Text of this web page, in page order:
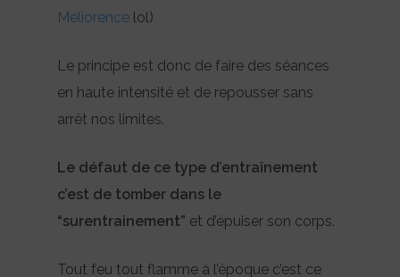
Meliorence lol)
Le principe est donc de faire des séances
en haute intensité et de repousser sans
arrêt nos limites.
Le défaut de ce type d’entraînement
c’est de tomber dans le
“surentrainement” et d’épuiser son corps.
Tout feu tout flamme à l’époque c’est ce